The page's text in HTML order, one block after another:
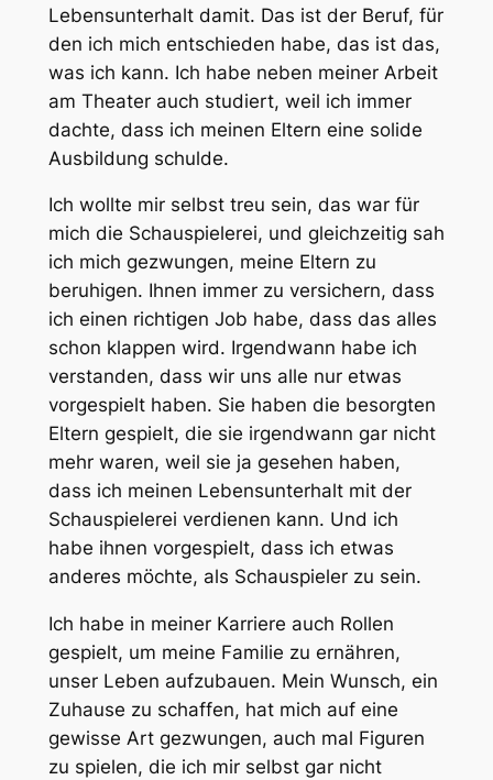
Lebensunterhalt damit. Das ist der Beruf, für
den ich mich entschieden habe, das ist das,
was ich kann. Ich habe neben meiner Arbeit
am Theater auch studiert, weil ich immer
dachte, dass ich meinen Eltern eine solide
Ausbildung schulde.
Ich wollte mir selbst treu sein, das war für
mich die Schauspielerei, und gleichzeitig sah
ich mich gezwungen, meine Eltern zu
beruhigen. Ihnen immer zu versichern, dass
ich einen richtigen Job habe, dass das alles
schon klappen wird. Irgendwann habe ich
verstanden, dass wir uns alle nur etwas
vorgespielt haben. Sie haben die besorgten
Eltern gespielt, die sie irgendwann gar nicht
mehr waren, weil sie ja gesehen haben,
dass ich meinen Lebensunterhalt mit der
Schauspielerei verdienen kann. Und ich
habe ihnen vorgespielt, dass ich etwas
anderes möchte, als Schauspieler zu sein.
Ich habe in meiner Karriere auch Rollen
gespielt, um meine Familie zu ernähren,
unser Leben aufzubauen. Mein Wunsch, ein
Zuhause zu schaffen, hat mich auf eine
gewisse Art gezwungen, auch mal Figuren
zu spielen, die ich mir selbst gar nicht